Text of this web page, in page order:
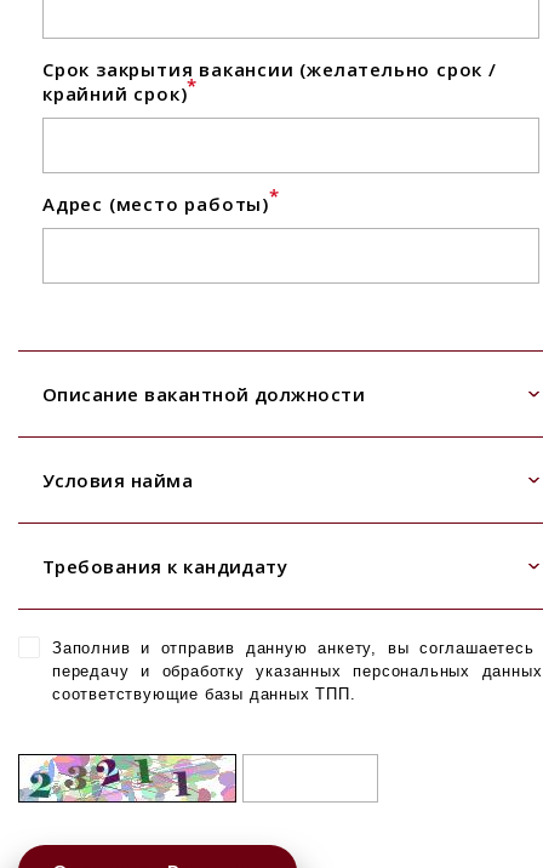
Срок закрытия вакансии (желательно срок /
крайний срок)*
Адрес (место работы)*
Описание вакантной должности
Условия найма
Требования к кандидату
Заполнив и отправив данную анкету, вы соглашаетесь
передачу и обработку указанных персональных
соответствующие базы данных ТПП.